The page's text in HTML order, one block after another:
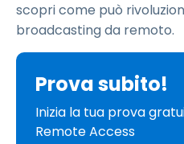
scopri come può
broadcasting da remoto.
Prova subito!
Inizia la tua prova
Remote Access